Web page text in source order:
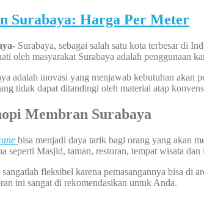
Surabaya: Harga Per Meter
Surabaya, sebagai salah satu kota terbesar di
oleh masyarakat Surabaya adalah penggunaan
adalah inovasi yang menjawab kebutuhan
tidak dapat ditandingi oleh material atap
Membran Surabaya
bisa menjadi daya tarik bagi orang yang akan
seperti Masjid, taman, restoran, tempat wisata
sangatlah fleksibel karena pemasangannya bisa
ini sangat di rekomendasikan untuk Anda.